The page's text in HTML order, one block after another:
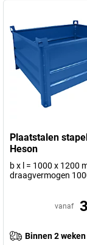
Plaatstalen
Heson
b x l = 1000 x 1200
draagvermogen
vanaf
Binnen 2 weken